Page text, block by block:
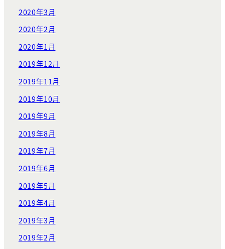
2020年3月
2020年2月
2020年1月
2019年12月
2019年11月
2019年10月
2019年9月
2019年8月
2019年7月
2019年6月
2019年5月
2019年4月
2019年3月
2019年2月